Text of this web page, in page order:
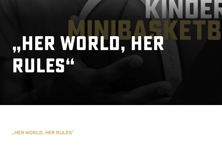
„HER WORLD, HER
RULES“
„HER WORLD, HER RULES“